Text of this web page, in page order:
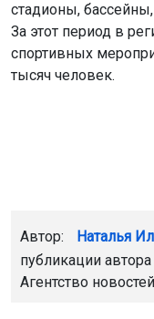
стадионы,
За этот период в
спортивных
тысяч человек.
Автор: Наталья
публикации автора
Агентство новостей